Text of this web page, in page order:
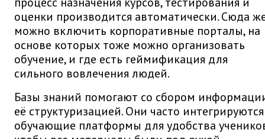
оценки производится автоматически. Сюда
можно включить корпоративные порталы, на
основе которых тоже можно организовать
обучение, и где есть геймификация для
сильного вовлечения людей.
Базы знаний помогают со сбором
её структуризацией. Они часто
обучающие платформы для удобства